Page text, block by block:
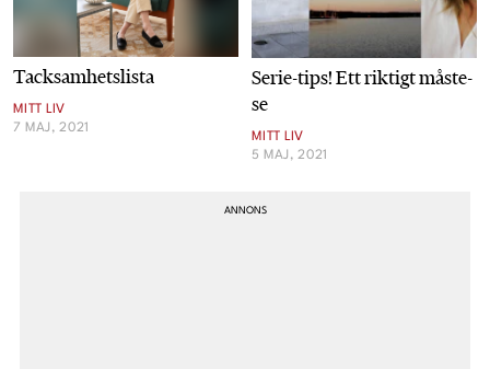
Tacksamhetslista
MITT LIV
7 MAJ, 2021
Serie-tips! Ett riktigt måste-
se
MITT LIV
5 MAJ, 2021